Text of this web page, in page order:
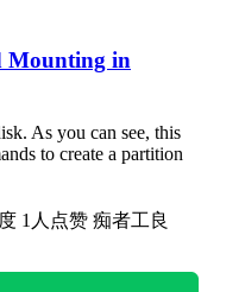
Mounting in
As you can see, this
to create a partition
1人点赞 痴者工良